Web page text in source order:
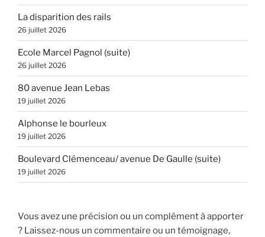
La disparition des rails
26 juillet 2026
Ecole Marcel Pagnol (suite)
26 juillet 2026
80 avenue Jean Lebas
19 juillet 2026
Alphonse le bourleux
19 juillet 2026
Boulevard Clémenceau/ avenue De Gaulle (suite)
19 juillet 2026
Vous avez une précision ou un complément à apporter
? Laissez-nous un commentaire ou un témoignage,